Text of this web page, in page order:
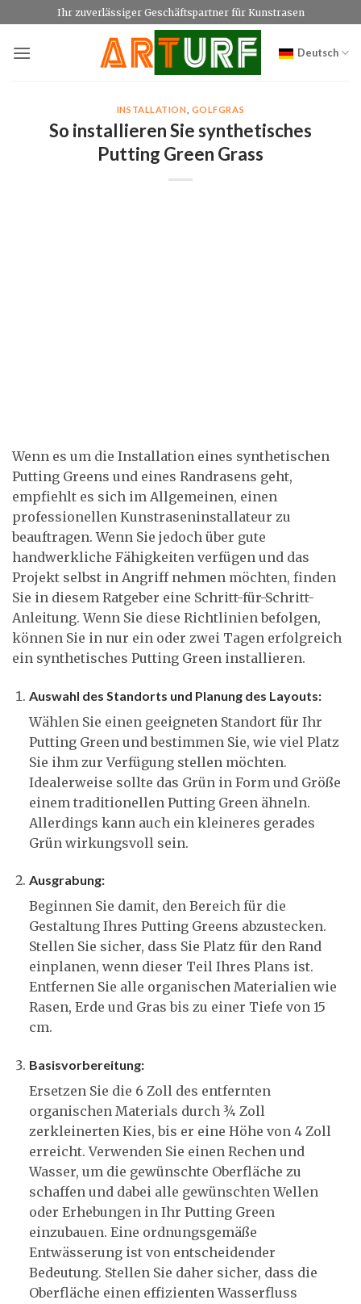
Inhalt
springen
Ihr zuverlässiger Geschäftspartner für Kunstrasen
Deutsch
INSTALLATION GOLFGRAS
So installieren Sie synthetisches
Putting Green Grass
Wenn es um die Installation eines synthetischen
Putting Greens und eines Randrasens geht,
empfiehlt es sich im Allgemeinen, einen
professionellen Kunstraseninstallateur zu
beauftragen. Wenn Sie jedoch über gute
handwerkliche Fähigkeiten verfügen und das
Projekt selbst in Angriff nehmen möchten, finden
Sie in diesem Ratgeber eine Schritt-für-Schritt-
Anleitung. Wenn Sie diese Richtlinien befolgen,
können Sie in nur ein oder zwei Tagen erfolgreich
ein synthetisches Putting Green installieren.
Auswahl des Standorts und Planung des Layouts:
Wählen Sie einen geeigneten Standort für Ihr
Putting Green und bestimmen Sie, wie viel Platz
Sie ihm zur Verfügung stellen möchten.
Idealerweise sollte das Grün in Form und Größe
einem traditionellen Putting Green ähneln.
Allerdings kann auch ein kleineres gerades
Grün wirkungsvoll sein.
Ausgrabung:
Beginnen Sie damit, den Bereich für die
Gestaltung Ihres Putting Greens abzustecken.
Stellen Sie sicher, dass Sie Platz für den Rand
einplanen, wenn dieser Teil Ihres Plans ist.
Entfernen Sie alle organischen Materialien wie
Rasen, Erde und Gras bis zu einer Tiefe von 15
cm.
Basisvorbereitung:
Ersetzen Sie die 6 Zoll des entfernten
organischen Materials durch ¾ Zoll
zerkleinerten Kies, bis er eine Höhe von 4 Zoll
erreicht. Verwenden Sie einen Rechen und
Wasser, um die gewünschte Oberfläche zu
schaffen und dabei alle gewünschten Wellen
oder Erhebungen in Ihr Putting Green
einzubauen. Eine ordnungsgemäße
Entwässerung ist von entscheidender
Bedeutung. Stellen Sie daher sicher, dass die
Oberfläche einen effizienten Wasserfluss